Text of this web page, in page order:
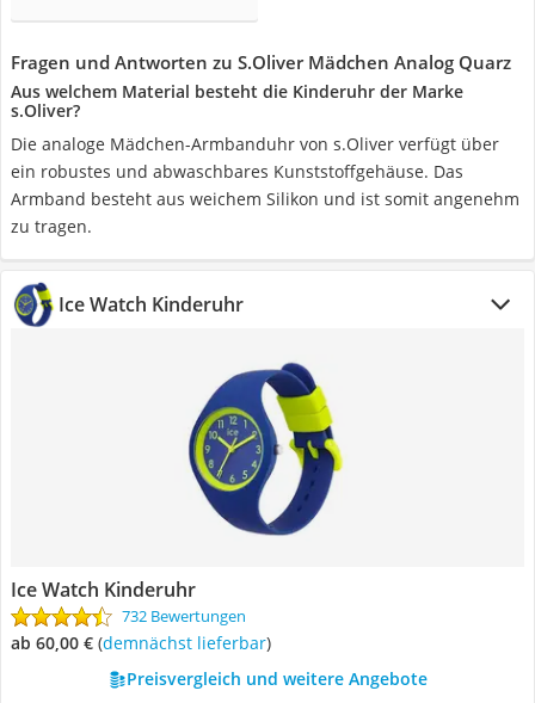
Fragen und Antworten zu S.Oliver Mädchen Analog Quarz
Aus welchem Material besteht die Kinderuhr der Marke
s.Oliver?
Die analoge Mädchen-Armbanduhr von s.Oliver verfügt über
ein robustes und abwaschbares Kunststoffgehäuse. Das
Armband besteht aus weichem Silikon und ist somit angenehm
zu tragen.
Ice Watch Kinderuhr
Ice Watch Kinderuhr
732 Bewertungen
ab 60,00 € ( Demnächst lieferbar)
Preisvergleich und weitere Angebote